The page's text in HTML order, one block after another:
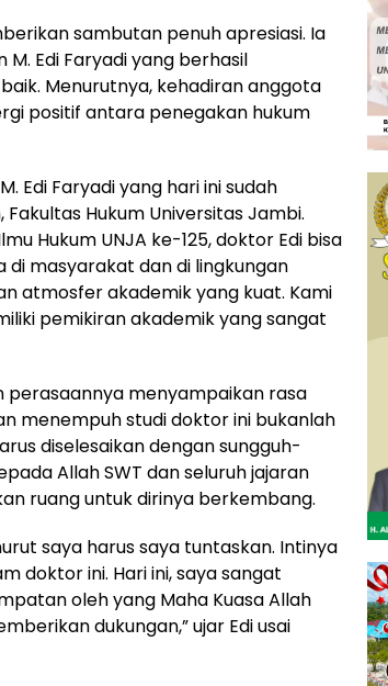
sambutan penuh apresiasi. Ia
Edi Faryadi yang berhasil
Menurutnya, kehadiran anggota
positif antara penegakan hukum
Edi Faryadi yang hari ini sudah
Hukum Universitas Jambi.
Hukum UNJA ke-125, doktor Edi bisa
masyarakat dan di lingkungan
atmosfer akademik yang kuat. Kami
pemikiran akademik yang sangat
perasaannya menyampaikan rasa
menempuh studi doktor ini bukanlah
diselesaikan dengan sungguh-
Allah SWT dan seluruh jajaran
ruang untuk dirinya berkembang.
saya harus saya tuntaskan. Intinya
doktor ini. Hari ini, saya sangat
oleh yang Maha Kuasa Allah
dukungan,” ujar Edi usai